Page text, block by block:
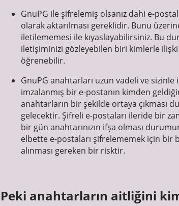
GnuPG ile şifrelemiş olsanız dahi e-
olarak aktarılması gereklidir. Bunu
iletilememesi ile kıyaslayabilirsiniz. Bu
iletişiminizi gözleyebilen biri kimlerle
öğrenebilir.
GnuPG anahtarları uzun vadeli ve
imzalanmış bir e-postanın kimden
anahtarların bir şekilde ortaya çıkması
gelecektir. Şifreli e-postaları ileride bir
bir gün anahtarınızın ifşa olması
elbette e-postaları şifrelememek için bir
alınması gereken bir risktir.
Peki anahtarların aitliğini